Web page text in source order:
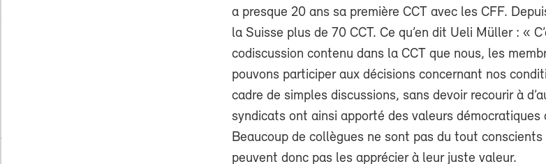
a presque 20 ans sa première CCT avec les CFF.
la Suisse plus de 70 CCT. Ce qu’en dit Ueli Müller : «
codiscussion contenu dans la CCT que nous, les
pouvons participer aux décisions concernant nos
cadre de simples discussions, sans devoir recourir à
syndicats ont ainsi apporté des valeurs démocratiques
Beaucoup de collègues ne sont pas du tout
peuvent donc pas les apprécier à leur juste valeur.